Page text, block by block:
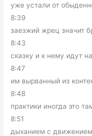
уже устали от
8:39
заезжий жрец значит
8:43
сказку и к нему идут
8:47
им вырванный из
8:48
практики иногда это
8:51
дыханием с